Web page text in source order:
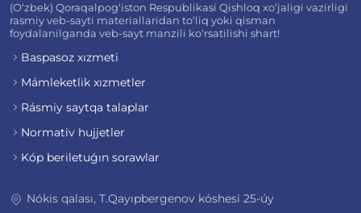
(O‘zbek) Qoraqalpog‘iston Respublikasi Qishloq xo‘jaligi vazirligi
rasmiy veb-sayti materiallaridan to‘liq yoki qisman
foydalanilganda veb-sayt manzili ko‘rsatilishi shart!
Baspasoz xızmeti
Mámleketlik xızmetler
Rásmiy saytqa talaplar
Normativ hujjetler
Kóp beriletuǵın sorawlar
Nókis qalası, T.Qayıpbergenov kóshesi 25-úy